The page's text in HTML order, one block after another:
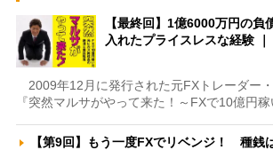
【最終回】1億6000万円の負
入れたプライスレスな経験
2009年12月に発行された元FXトレーダー
『突然マルサがやって来た！～FXで10億円稼
【第9回】もう一度FXでリベンジ！ 種銭